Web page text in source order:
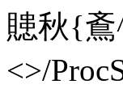
贃秋{
<>/